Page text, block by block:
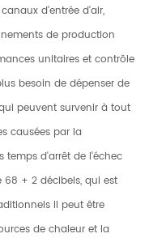
d'entrée d'air,
de production
unitaires et contrôle
besoin de dépenser de
peuvent survenir à tout
causées par la
d'arrêt de l'échec
68 + 2 décibels, qui est
Il peut être
de chaleur et la